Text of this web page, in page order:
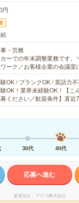
円
・労務
ーでの年末調整業務です。
ーク／お客様企業の会議
OK / ブランクOK / 英語力
OK！業界未経験OK！【こ
ください／歓迎条件】直
30代 40代
応募へ進む
派遣会社 アデコ株式会社